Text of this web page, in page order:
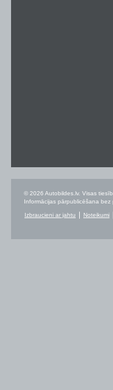
© 2026 Autobildes.lv. Visas
Informācijas pārpublicēšana
Izbraucieni ar jahtu Noteikumi